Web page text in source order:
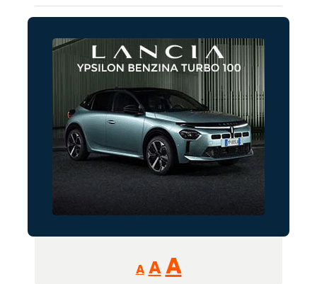
A
Reducir
tamaño
A Restablecer
AAumentar